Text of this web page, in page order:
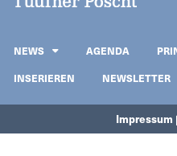
NEWS AGENDA
INSERIEREN
NEWSLETTER
Impressum